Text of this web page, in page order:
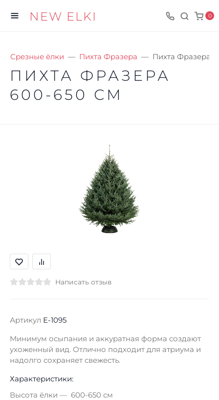
NEW ELKI 0
Срезные ёлки Пихта Фразера Пихта Фразера
ПИХТА ФРАЗЕРА
600-650 СМ
Написать отзыв
Артикул E-1095
Минимум осыпания и аккуратная форма создают
ухоженный вид. Отлично подходит для атриума и
надолго сохраняет свежесть.
Характеристики:
Высота ёлки
600-650 см